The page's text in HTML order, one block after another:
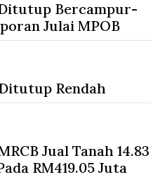
Bercampur-
Julai MPOB
Rendah
Jual Tanah 14.83
RM419.05 Juta